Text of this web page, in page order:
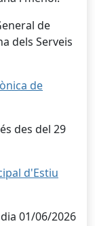
de
dels Serveis
de
des del 29
d'Estiu
01/06/2026